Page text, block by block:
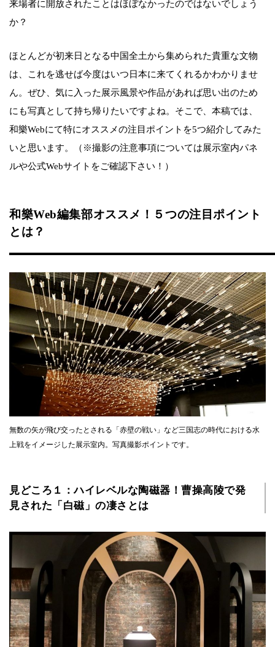
来場者に開放されたことはほぼなかったのではないでしょう
か？
ほとんどが初来日となる中国全土から集められた貴重な文物
は、これを逃せば今度はいつ日本に来てくれるかわかりませ
ん。ぜひ、気に入った展示風景や作品があれば思い出のため
にも写真として持ち帰りたいですよね。そこで、本稿では、
和樂Webにて特にオススメの注目ポイントを5つ紹介してみた
いと思います。（※撮影の注意事項については展示室内パネ
ルや公式Webサイトをご確認下さい！）
和樂Web編集部オススメ！５つの注目ポイント
とは？
無数の矢が飛び交ったとされる「赤壁の戦い」など三国志の時代における水
上戦をイメージした展示室内。写真撮影ポイントです。
見どころ１：ハイレベルな陶磁器！曹操高陵で発
見された「白磁」の凄さとは